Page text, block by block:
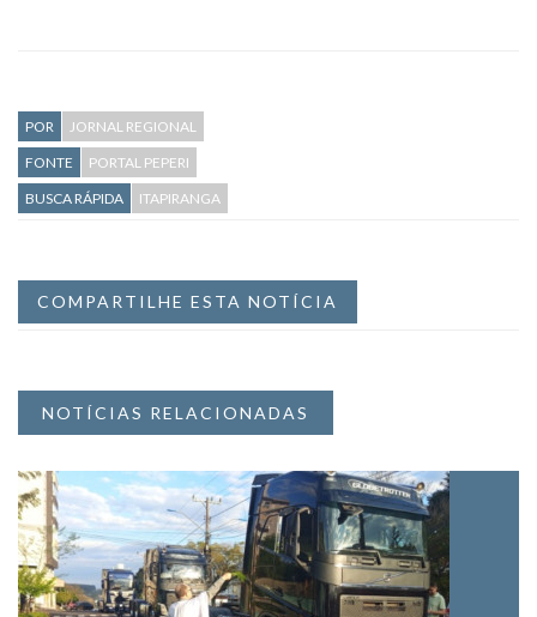
POR
JORNAL REGIONAL
FONTE
PORTAL PEPERI
BUSCA RÁPIDA
ITAPIRANGA
COMPARTILHE ESTA NOTÍCIA
NOTÍCIAS RELACIONADAS